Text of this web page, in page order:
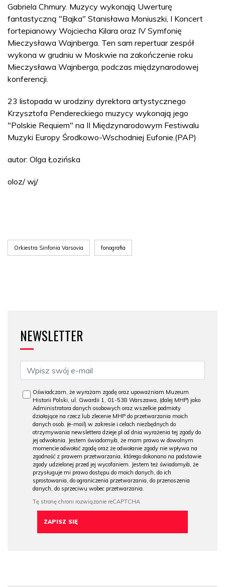
Gabriela Chmury. Muzycy wykonają Uwerturę
fantastyczną "Bajka" Stanisława Moniuszki, I Koncert
fortepianowy Wojciecha Kilara oraz IV Symfonię
Mieczysława Wajnberga. Ten sam repertuar zespół
wykona w grudniu w Moskwie na zakończenie roku
Mieczysława Wajnberga, podczas międzynarodowej
konferencji.
23 listopada w urodziny dyrektora artystycznego
Krzysztofa Pendereckiego muzycy wykonają jego
"Polskie Requiem" na II Międzynarodowym Festiwalu
Muzyki Europy Środkowo-Wschodniej Eufonie.(PAP)
autor: Olga Łozińska
oloz/ wj/
Orkiestra Sinfonia Varsovia fonografia
NEWSLETTER
Oświadczam, że wyrażam zgodę oraz upoważniam Muzeum
Historii Polski, ul. Gwardii 1, 01-538 Warszawa, (dalej MHP) jako
Administratora danych osobowych oraz wszelkie podmioty
działające na rzecz lub zlecenie MHP do przetwarzania moich
danych osob. (e-mail) w zakresie i celach niezbędnych do
otrzymywania newslettera dzieje.pl od dnia wyrażenia tej zgody do
jej odwołania. Jestem świadomy/a, że mam prawo w dowolnym
momencie odwołać zgodę oraz że odwołanie zgody nie wpływa na
zgodność z prawem przetwarzania, którego dokonano na podstawie
zgody udzielonej przed jej wycofaniem. Jestem też świadomy/a, że
przysługuje mi prawo dostępu do moich danych, do ich
sprostowania, do ograniczenia przetwarzania, do przenoszenia
danych, do sprzeciwu wobec przetwarzania.